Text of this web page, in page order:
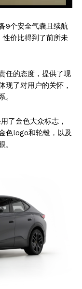
9个安全气囊且续航
价比得到了前所未
任的态度，提供了现
现了对用户的关怀，
。
了金色大众标志，
色logo和轮毂，以及
。